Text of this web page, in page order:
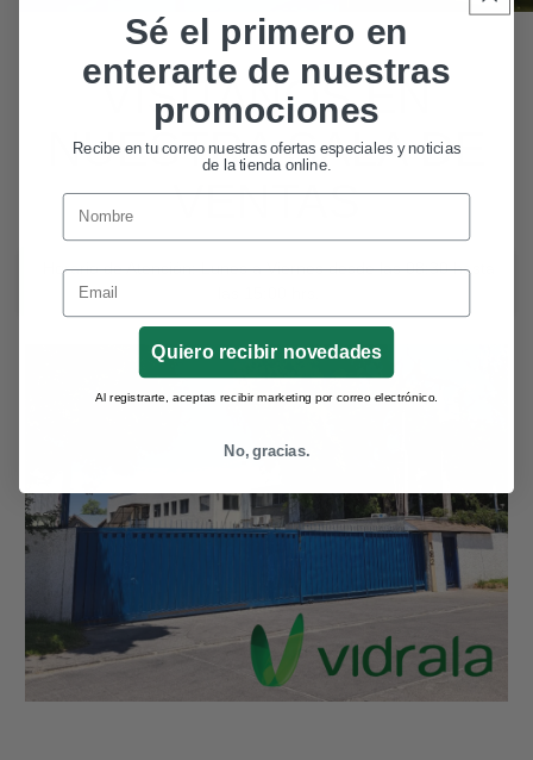
VISÍTANOS EN
NUESTRA SALA DE
VENTAS
Horario de Atención: Lunes a Viernes desde las 08:30 hasta
Sé el primero en
enterarte de nuestras
promociones
Recibe en tu correo nuestras ofertas especiales y noticias
de la tienda online.
Nombre
Email
Quiero recibir novedades
Al registrarte, aceptas recibir marketing por correo electrónico.
No, gracias.